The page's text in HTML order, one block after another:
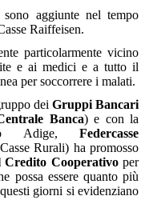
aggiunte nel tempo
Raiffeisen.
particolarmente vicino
e ai medici e a tutto il
per soccorrere i malati.
dei Gruppi Bancari
Banca) e con la
Adige, Federcasse
Rurali) ha promosso
Cooperativoper
possa essere quanto più
giorni si evidenziano